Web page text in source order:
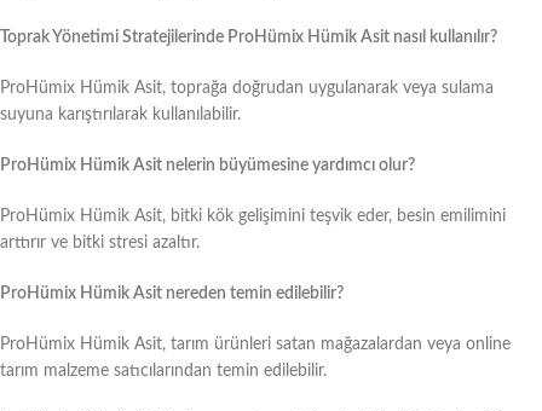
Toprak Yönetimi Stratejilerinde ProHümix Hümik Asit nasıl kullanılır?
ProHümix Hümik Asit, toprağa doğrudan uygulanarak veya sulama
suyuna karıştırılarak kullanılabilir.
ProHümix Hümik Asit nelerin büyümesine yardımcı olur?
ProHümix Hümik Asit, bitki kök gelişimini teşvik eder, besin emilimini
arttırır ve bitki stresi azaltır.
ProHümix Hümik Asit nereden temin edilebilir?
ProHümix Hümik Asit, tarım ürünleri satan mağazalardan veya online
tarım malzeme satıcılarından temin edilebilir.